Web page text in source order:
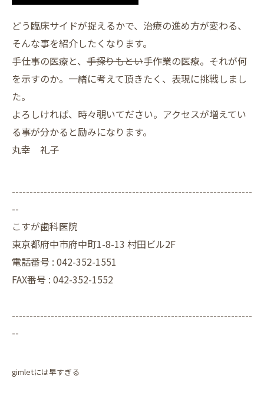
どう臨床サイドが捉えるかで、治療の進め方が変わる、
そんな事を紹介したくなります。
手仕事の医療と、 手探りもとい手作業の医療。それが何
を示すのか。一緒に考えて頂きたく、表現に挑戦しまし
た。
よろしければ、時々覗いてださい。アクセスが増えてい
る事が分かると励みになります。
丸幸 礼子
--------------------------------------------------------------------
--
こすが歯科医院
東京都府中市府中町1-8-13 村田ビル2F
電話番号 : 042-352-1551
FAX番号 : 042-352-1552
--------------------------------------------------------------------
--
gimletには早すぎる